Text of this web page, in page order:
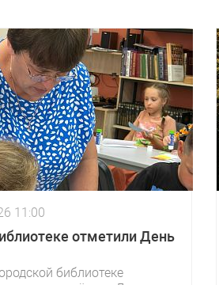
11:00
отметили День
библиотеке